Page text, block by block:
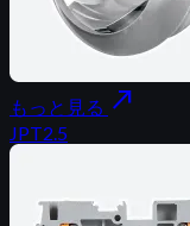
もっと見る north_east
JPT2.5